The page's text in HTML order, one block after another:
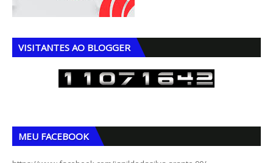
VISITANTES AO BLOGGER
MEU FACEBOOK